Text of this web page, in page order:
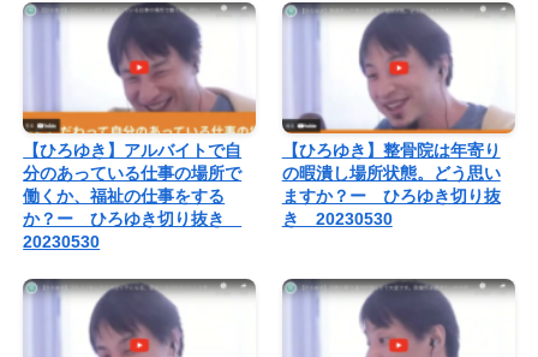
【ひろゆき】アルバイトで自
分のあっている仕事の場所で
働くか、福祉の仕事をする
か？ー ひろゆき切り抜き
20230530
【ひろゆき】整骨院は年寄り
の暇潰し場所状態。どう思い
ますか？ー ひろゆき切り抜
き 20230530